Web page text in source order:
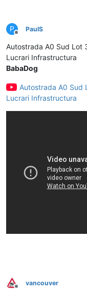
P
Deconectat
PaulS
Autostrada A0 Sud Lot
Lucrari Infrastructura
BabaDog
Autostrada A0 Sud
Lucrari Infrastructura
Deconectat
vancouver